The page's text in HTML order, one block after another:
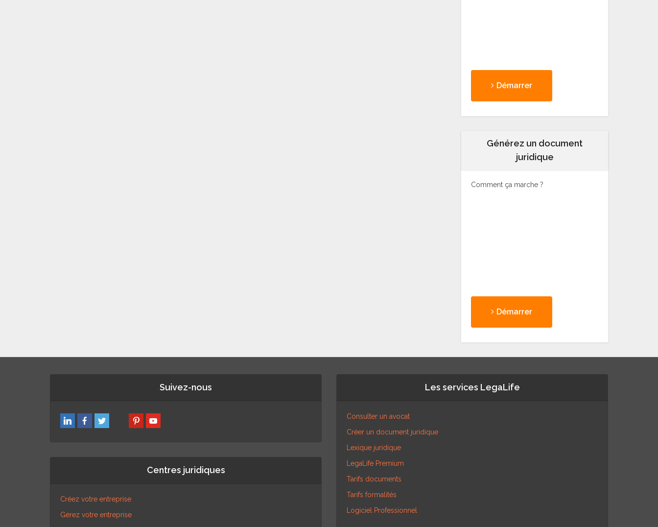
Démarrer
Générez un document
juridique
Comment ça marche ?
Démarrer
Suivez-nous
Centres juridiques
Créez votre entreprise
Gérez votre entreprise
Les services LegaLife
Consulter un avocat
Créer un document juridique
Lexique juridique
LegaLife Premium
Tarifs documents
Tarifs formalités
Logiciel Professionnel